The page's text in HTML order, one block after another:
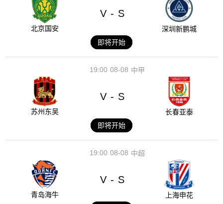
北京国安
V - S
深圳新鹏城
即将开始
08-08
19:00 中甲
苏州东吴
V - S
长春亚泰
即将开始
08-08
19:00 中超
青岛海牛
V - S
上海申花